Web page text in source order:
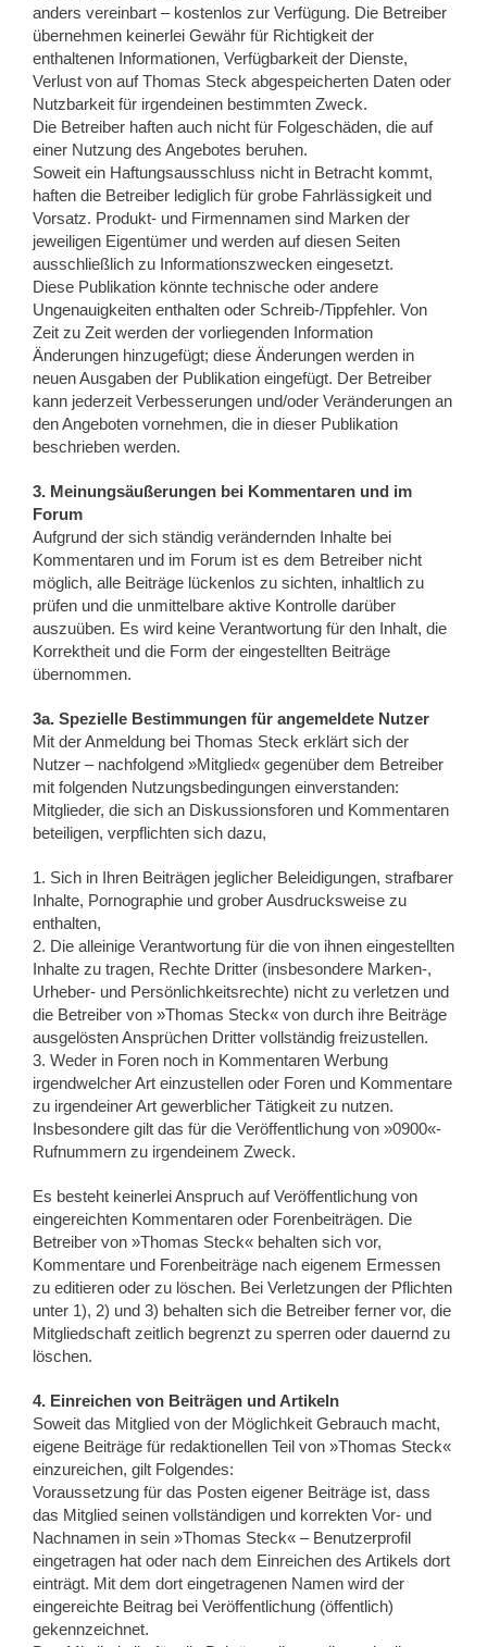
anders vereinbart – kostenlos zur Verfügung. Die Betreiber
übernehmen keinerlei Gewähr für Richtigkeit der
enthaltenen Informationen, Verfügbarkeit der Dienste,
Verlust von auf Thomas Steck abgespeicherten Daten oder
Nutzbarkeit für irgendeinen bestimmten Zweck.
Die Betreiber haften auch nicht für Folgeschäden, die auf
einer Nutzung des Angebotes beruhen.
Soweit ein Haftungsausschluss nicht in Betracht kommt,
haften die Betreiber lediglich für grobe Fahrlässigkeit und
Vorsatz. Produkt- und Firmennamen sind Marken der
jeweiligen Eigentümer und werden auf diesen Seiten
ausschließlich zu Informationszwecken eingesetzt.
Diese Publikation könnte technische oder andere
Ungenauigkeiten enthalten oder Schreib-/Tippfehler. Von
Zeit zu Zeit werden der vorliegenden Information
Änderungen hinzugefügt; diese Änderungen werden in
neuen Ausgaben der Publikation eingefügt. Der Betreiber
kann jederzeit Verbesserungen und/oder Veränderungen an
den Angeboten vornehmen, die in dieser Publikation
beschrieben werden.
3. Meinungsäußerungen bei Kommentaren und im
Forum
Aufgrund der sich ständig verändernden Inhalte bei
Kommentaren und im Forum ist es dem Betreiber nicht
möglich, alle Beiträge lückenlos zu sichten, inhaltlich zu
prüfen und die unmittelbare aktive Kontrolle darüber
auszuüben. Es wird keine Verantwortung für den Inhalt, die
Korrektheit und die Form der eingestellten Beiträge
übernommen.
3a. Spezielle Bestimmungen für angemeldete Nutzer
Mit der Anmeldung bei Thomas Steck erklärt sich der
Nutzer – nachfolgend »Mitglied« gegenüber dem Betreiber
mit folgenden Nutzungsbedingungen einverstanden:
Mitglieder, die sich an Diskussionsforen und Kommentaren
beteiligen, verpflichten sich dazu,
1. Sich in Ihren Beiträgen jeglicher Beleidigungen, strafbarer
Inhalte, Pornographie und grober Ausdrucksweise zu
enthalten,
2. Die alleinige Verantwortung für die von ihnen eingestellten
Inhalte zu tragen, Rechte Dritter (insbesondere Marken-,
Urheber- und Persönlichkeitsrechte) nicht zu verletzen und
die Betreiber von »Thomas Steck« von durch ihre Beiträge
ausgelösten Ansprüchen Dritter vollständig freizustellen.
3. Weder in Foren noch in Kommentaren Werbung
irgendwelcher Art einzustellen oder Foren und Kommentare
zu irgendeiner Art gewerblicher Tätigkeit zu nutzen.
Insbesondere gilt das für die Veröffentlichung von »0900«-
Rufnummern zu irgendeinem Zweck.
Es besteht keinerlei Anspruch auf Veröffentlichung von
eingereichten Kommentaren oder Forenbeiträgen. Die
Betreiber von »Thomas Steck« behalten sich vor,
Kommentare und Forenbeiträge nach eigenem Ermessen
zu editieren oder zu löschen. Bei Verletzungen der Pflichten
unter 1), 2) und 3) behalten sich die Betreiber ferner vor, die
Mitgliedschaft zeitlich begrenzt zu sperren oder dauernd zu
löschen.
4. Einreichen von Beiträgen und Artikeln
Soweit das Mitglied von der Möglichkeit Gebrauch macht,
eigene Beiträge für redaktionellen Teil von »Thomas Steck«
einzureichen, gilt Folgendes:
Voraussetzung für das Posten eigener Beiträge ist, dass
das Mitglied seinen vollständigen und korrekten Vor- und
Nachnamen in sein »Thomas Steck« – Benutzerprofil
eingetragen hat oder nach dem Einreichen des Artikels dort
einträgt. Mit dem dort eingetragenen Namen wird der
eingereichte Beitrag bei Veröffentlichung (öffentlich)
gekennzeichnet.